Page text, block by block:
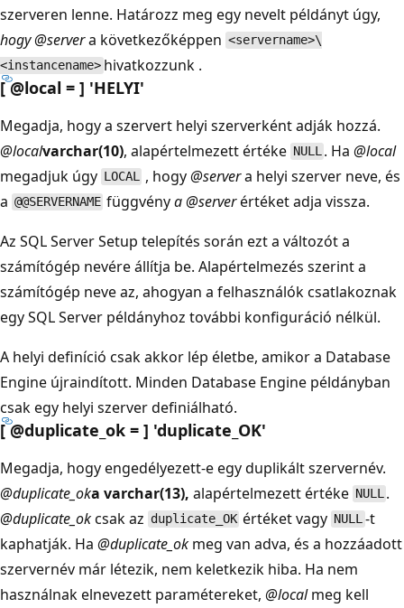
szerveren lenne. Határozz meg egy nevelt példányt úgy,
hogy @servera következőképpen <servername>\
<instancename> hivatkozzunk .
[ @local = ] 'HELYI'
Megadja, hogy a szervert helyi szerverként adják hozzá.
@localvarchar(10), alapértelmezett értéke NULL . Ha@local
megadjuk úgy LOCAL , hogy@servera helyi szerver neve, és
a @@SERVERNAME függvénya @serverértéket adja vissza.
Az SQL Server Setup telepítés során ezt a változót a
számítógép nevére állítja be. Alapértelmezés szerint a
számítógép neve az, ahogyan a felhasználók csatlakoznak
egy SQL Server példányhoz további konfiguráció nélkül.
A helyi definíció csak akkor lép életbe, amikor a Database
Engine újraindított. Minden Database Engine példányban
csak egy helyi szerver definiálható.
[ @duplicate_ok = ] 'duplicate_OK'
Megadja, hogy engedélyezett-e egy duplikált szervernév.
@duplicate_oka varchar(13), alapértelmezett értéke NULL .
@duplicate_okcsak az duplicate_OK értéket vagy NULL-t
kaphatják. Ha @duplicate_ok meg van adva, és a hozzáadott
szervernév már létezik, nem keletkezik hiba. Ha nem
használnak elnevezett paramétereket, @localmeg kell